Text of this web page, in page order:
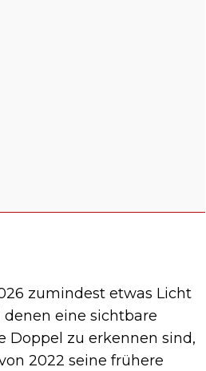
zumindest etwas Licht
eine sichtbare
Doppel zu erkennen sind,
2022 seine frühere